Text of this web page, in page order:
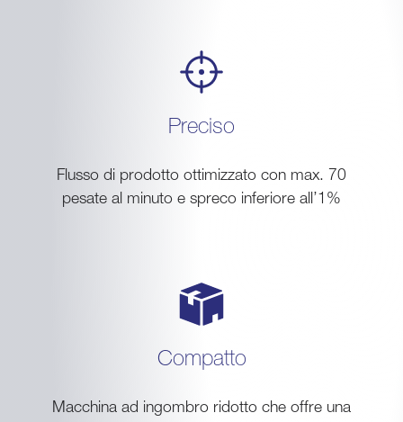
Preciso
Flusso di prodotto ottimizzato con max. 70
pesate al minuto e spreco inferiore all’1%
Compatto
Macchina ad ingombro ridotto che offre una